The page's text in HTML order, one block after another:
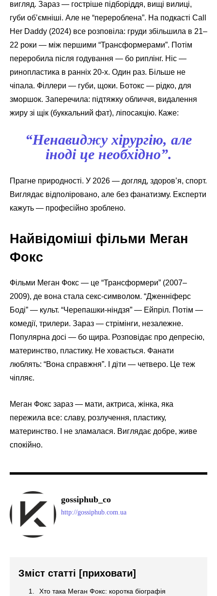
вигляд. Зараз — гостріше підборіддя, вищі вилиці,
губи об’ємніші. Але не “перероблена”. На подкасті Call
Her Daddy (2024) все розповіла: груди збільшила в 21–
22 роки — між першими “Трансформерами”. Потім
переробила після годування — бо риплінг. Ніс —
ринопластика в ранніх 20-х. Один раз. Більше не
чіпала. Філлери — губи, щоки. Ботокс — рідко, для
зморшок. Заперечила: підтяжку обличчя, видалення
жиру зі щік (буккальний фат), ліпосакцію. Каже:
“Ненавиджу хірургію, але
іноді це необхідно”.
Прагне природності. У 2026 — догляд, здоров’я, спорт.
Виглядає відполіровано, але без фанатизму. Експерти
кажуть — професійно зроблено.
Найвідоміші фільми Меган
Фокс
Фільми Меган Фокс — це “Трансформери” (2007–
2009), де вона стала секс-символом. “Дженніферс
Боді” — культ. “Черепашки-ніндзя” — Ейпріл. Потім —
комедії, трилери. Зараз — стрімінги, незалежне.
Популярна досі — бо щира. Розповідає про депресію,
материнство, пластику. Не ховається. Фанати
люблять: “Вона справжня”. І діти — четверо. Це теж
чіпляє.
Меган Фокс зараз — мати, актриса, жінка, яка
пережила все: славу, розлучення, пластику,
материнство. І не зламалася. Виглядає добре, живе
спокійно.
gossiphub_co
http://gossiphub.com.ua
Зміст статті [приховати]
Хто така Меган Фокс: коротка біографія